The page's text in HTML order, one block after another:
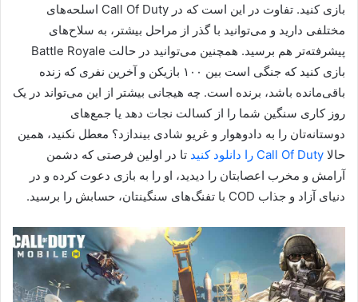
بازی کنید. تفاوت در این است که در Call Of Duty اسلحه‌های
مختلفی دارید و می‌توانید با گذر از مراحل بیشتر، به سلاح‌های
پیشرفته‌تر هم برسید. همچنین می‌توانید در حالت Battle Royale
بازی کنید که جنگی است بین ۱۰۰ بازیکن و آخرین نفری که زنده
باقی‌مانده باشد، برنده است. چه هیجانی بیشتر از این می‌تواند در یک
روز کاری سنگین شما را از کسالت نجات دهد یا جمع‌های
دوستانه‌تان را به دادوهوار و غریو شادی بیندازد؟ معطل نکنید، همین
حالا Call Of Duty را دانلود کنید
تا در اولین فرصتی که دشمن
آرامش و مخرب اعصابتان را دیدید، او را به بازی دعوت کرده و در
دنیای آزاد و جذاب COD با تفنگ‌های سنگینتان، حسابش را برسید.